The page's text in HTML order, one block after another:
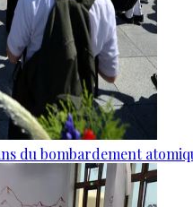
du bombardement